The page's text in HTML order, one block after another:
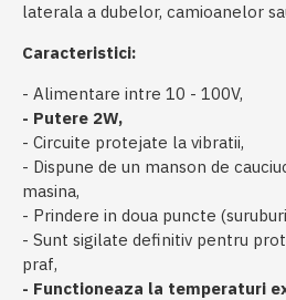
laterala a dubelor, camioanelor
Caracteristici:
- Alimentare intre 10 - 100V,
- Putere 2W,
- Circuite protejate la vibratii,
- Dispune de un manson de
masina,
- Prindere in doua puncte
- Sunt sigilate definitiv pentru
praf,
- Functioneaza la temperaturi